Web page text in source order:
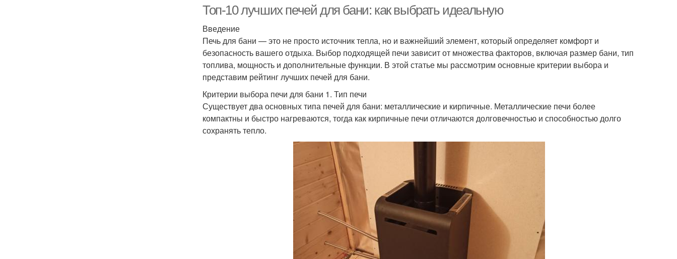
Топ-10 лучших печей для бани: как выбрать идеальную
Введение
Печь для бани — это не просто источник тепла, но и важнейший элемент, который определяет комфорт и
безопасность вашего отдыха. Выбор подходящей печи зависит от множества факторов, включая размер бани, тип
топлива, мощность и дополнительные функции. В этой статье мы рассмотрим основные критерии выбора и
представим рейтинг лучших печей для бани.
Критерии выбора печи для бани 1. Тип печи
Существует два основных типа печей для бани: металлические и кирпичные. Металлические печи более
компактны и быстро нагреваются, тогда как кирпичные печи отличаются долговечностью и способностью долго
сохранять тепло.